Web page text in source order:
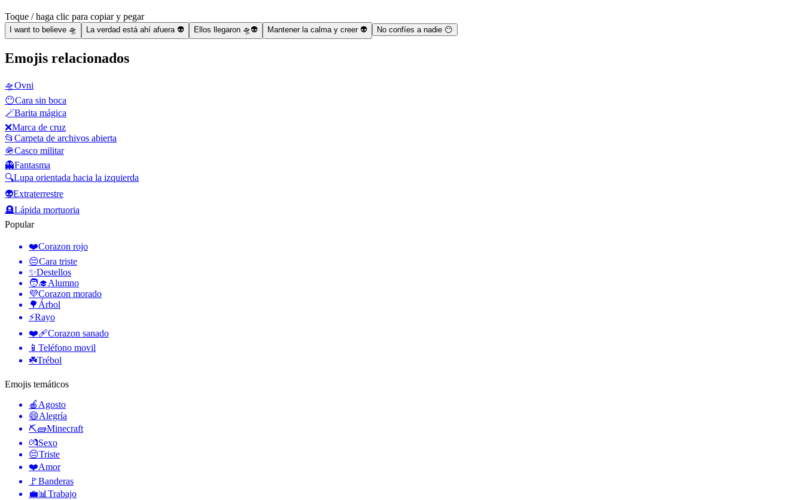
Toque / haga clic para copiar y pegar
I want to believe 🛸 La verdad está ahí afuera 👽 Ellos llegaron 🛸👽 Mantener la calma y creer 👽 No confíes a nadie 😶
Emojis relacionados
🛸Ovni
😶Cara sin boca
🪄Barita mágica
❌Marca de cruz
📂 Carpeta de archivos abierta
🪖Casco militar
👻Fantasma
🔍Lupa orientada hacia la izquierda
👽Extraterrestre
🪦Lápida mortuoria
Popular
❤️Corazon rojo
😔Cara triste
✨Destellos
🧑‍🎓Alumno
💜Corazon morado
🌳 Árbol
⚡Rayo
❤️‍🩹Corazon sanado
📱 Teléfono movil
☘️Trébol
Emojis temáticos
🍎 Agosto
😄Alegría
⛏🧱Minecraft
💏Sexo
😔Triste
❤️Amor
🚩Banderas
💼📊 Trabajo